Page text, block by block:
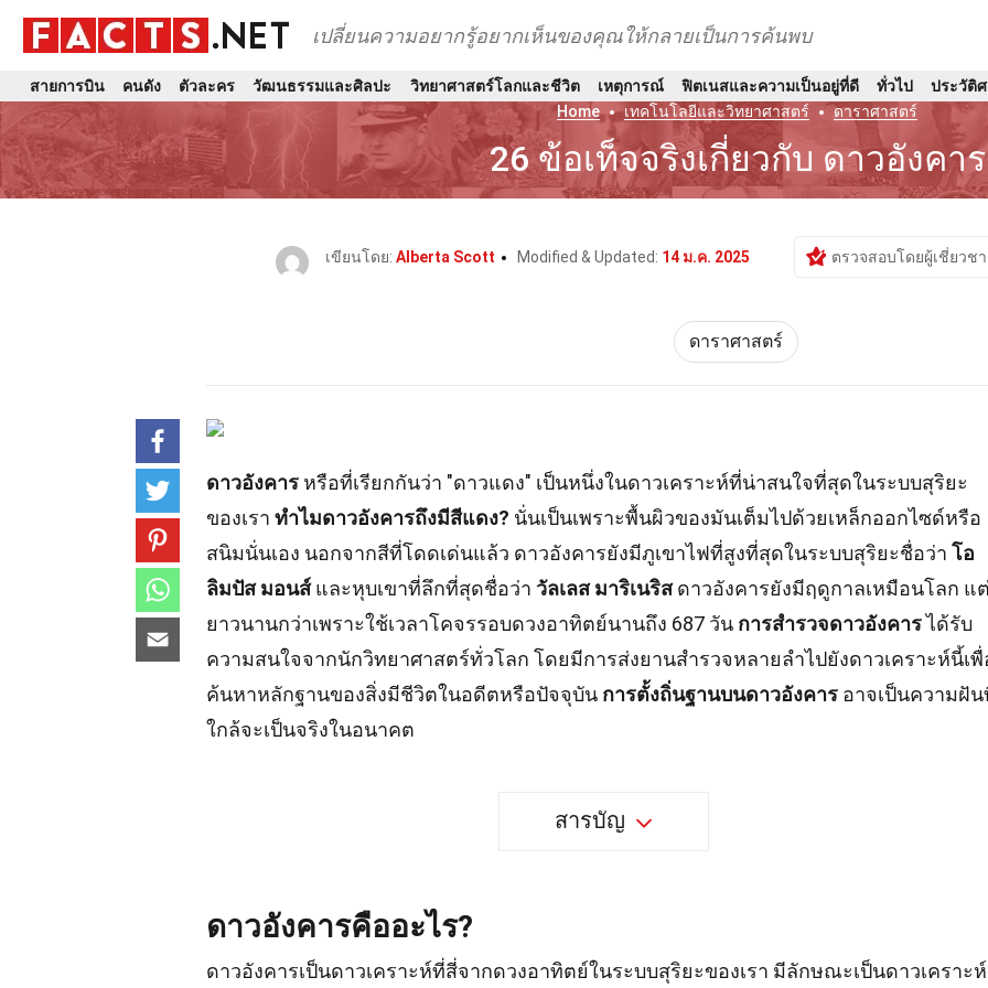
เปลี่ยนความอยากรู้อยากเห็นของคุณให้กลายเป็นการค้นพบ
สายการบิน คนดัง ตัวละคร วัฒนธรรมและศิลปะ วิทยาศาสตร์โลกและชีวิต เหตุการณ์ ฟิตเนสและความเป็นอยู่ที่ดี ทั่วไป ประวัติ
Home
เทคโนโลยีและวิทยาศาสตร์ ดาราศาสตร์
26 ข้อเท็จจริงเกี่ยวกับ ดาวอังคาร
เขียนโดย: Alberta Scott Modified & Updated: 14 ม.ค. 2025 ตรวจสอบโดยผู้เชี่ยวช
ดาราศาสตร์
ดาวอังคาร หรือที่เรียกกันว่า "ดาวแดง" เป็นหนึ่งในดาวเคราะห์ที่น่าสนใจที่สุดในระบบสุริยะ
ของเรา ทำไมดาวอังคารถึงมีสีแดง? นั่นเป็นเพราะพื้นผิวของมันเต็มไปด้วยเหล็กออกไซด์หรือ
สนิมนั่นเอง นอกจากสีที่โดดเด่นแล้ว ดาวอังคารยังมีภูเขาไฟที่สูงที่สุดในระบบสุริยะชื่อว่า โอ
ลิมปัส มอนส์และหุบเขาที่ลึกที่สุดชื่อว่า วัลเลส มาริเนริสดาวอังคารยังมีฤดูกาลเหมือนโลก แต่
ยาวนานกว่าเพราะใช้เวลาโคจรรอบดวงอาทิตย์นานถึง 687 วัน การสำรวจดาวอังคารได้รับ
ความสนใจจากนักวิทยาศาสตร์ทั่วโลก โดยมีการส่งยานสำรวจหลายลำไปยังดาวเคราะห์นี้เพื่
ค้นหาหลักฐานของสิ่งมีชีวิตในอดีตหรือปัจจุบัน การตั้งถิ่นฐานบนดาวอังคาร อาจเป็นความฝัน
ใกล้จะเป็นจริงในอนาคต
สารบัญ
ดาวอังคารคืออะไร?
ดาวอังคารเป็นดาวเคราะห์ที่สี่จากดวงอาทิตย์ในระบบสุริยะของเรา มีลักษณะเป็นดาวเคราะห์